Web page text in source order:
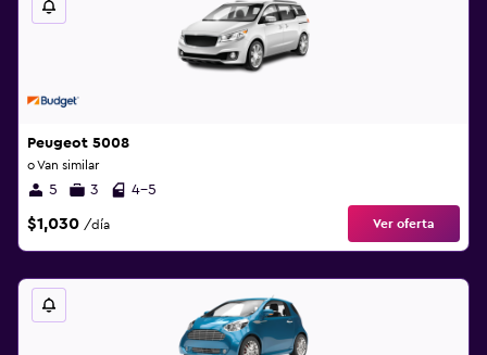
Peugeot 5008
o Van similar
5 3 4-5
$1,030 /día Ver oferta